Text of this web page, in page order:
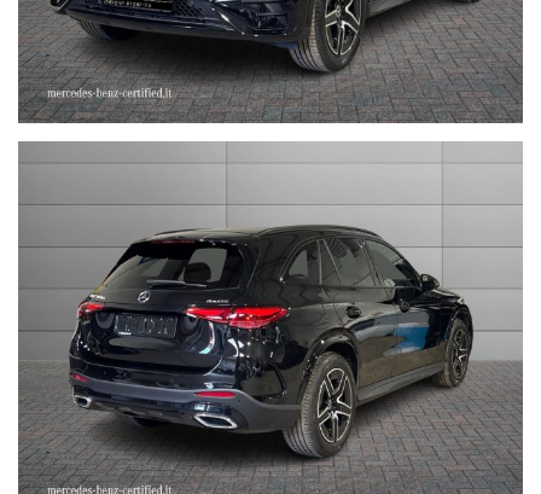
IMMATRICOLAZIONE, KM)
STEFAUTO S.P.A.BOLOGNA
VIA BENTINI, 111
sales@stefauto.it - www.stefauto.it
--------------------------------------------------------------------------
Stefauto S.p.a. declina ogni responsabilità per eventuali non
conformità relative ad equipaggiamento, omologazioni anti
inquinamento, accessori, ecc. pubblicate nei diversi portali.
Dette informazioni che non rappresentano in alcun modo un
impegno contrattuale in quanto non ci è possibile intervenire su
eventuali errori di stampa.